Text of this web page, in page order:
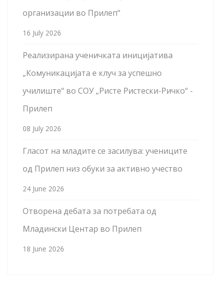
организации во Прилеп“
16 July 2026
Реализирана ученичката иницијатива
„Комуникацијата е клуч за успешно
училиште“ во СОУ „Ристе Ристески-Ричко“ -
Прилеп
08 July 2026
Гласот на младите се засилува: учениците
од Прилеп низ обуки за активно учество
24 June 2026
Отворена дебата за потребата од
Младински Центар во Прилеп
18 June 2026